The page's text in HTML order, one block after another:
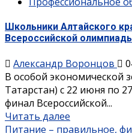
Школьники Алтайского
Всероссийской
Александр Воронцов
В особой экономической
Татарстан) с 22 июня по
финал Всероссийской...
Читать далее
Питание – правильное,